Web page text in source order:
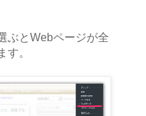
ぶとWebページが全
す。